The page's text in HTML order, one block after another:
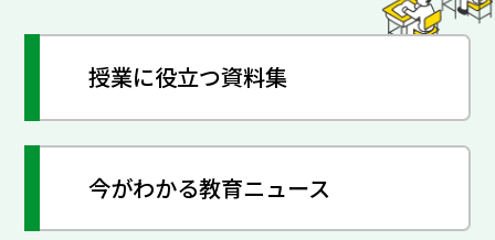
授業に役立つ資料集
今がわかる教育ニュース